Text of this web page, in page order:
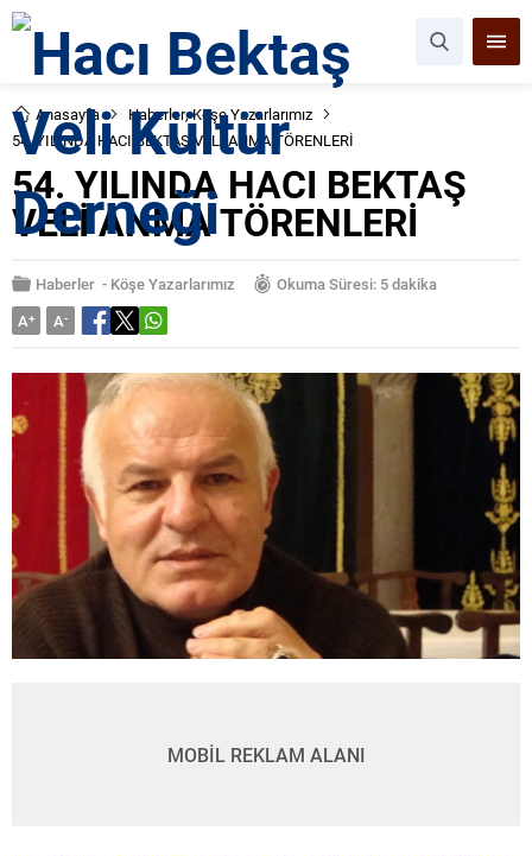
Anasayfa Haberler,Köşe Yazarlarımız
54. YILINDA HACI BEKTAŞ VELİ ANMA TÖRENLERİ
54. YILINDA HACI BEKTAŞ
VELİ ANMA TÖRENLERİ
Haberler - Köşe Yazarlarımız
Okuma Süresi: 5 dakika
A+ A-
MOBİL REKLAM ALANI